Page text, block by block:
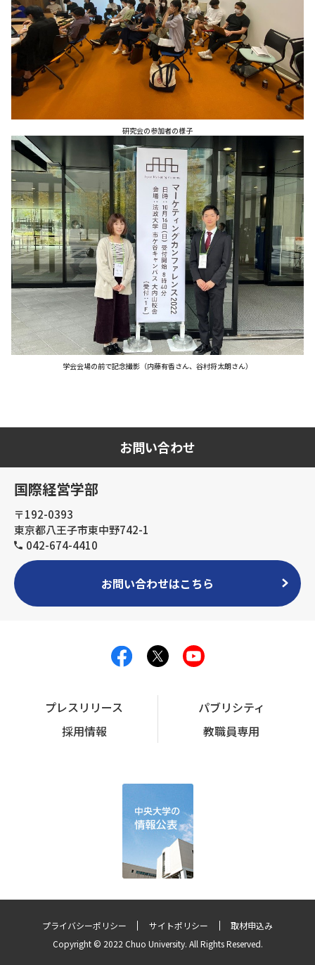
研究会の参加者の様子
学会会場の前で記念撮影（内藤有香さん、谷村将太朗さん）
お問い合わせ
国際経営学部
〒192-0393
東京都八王子市東中野742-1
042-674-4410
お問い合わせはこちら
プレスリリース
パブリシティ
採用情報
教職員専用
プライバシーポリシー サイトポリシー
取材申込み
Copyright © 2022 Chuo University. All Rights Reserved.